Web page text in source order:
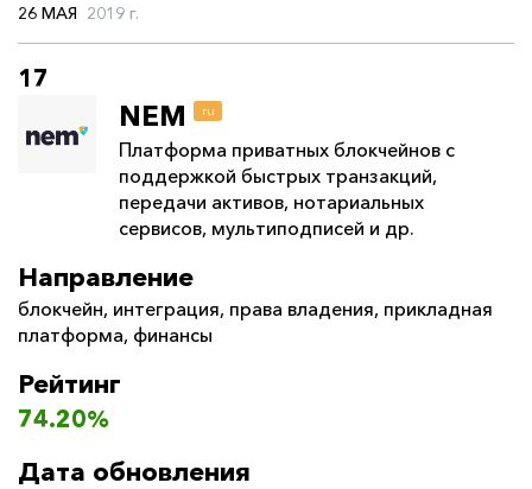
26 МАЯ 2019 г.
17
NEM ru
Платформа приватных блокчейнов с
поддержкой быстрых транзакций,
передачи активов, нотариальных
сервисов, мультиподписей и др.
Направление
блокчейн, интеграция, права владения, прикладная
платформа, финансы
Рейтинг
74.20%
Дата обновления